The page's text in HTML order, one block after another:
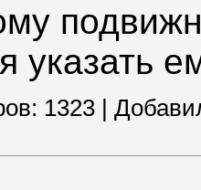
указать
1323